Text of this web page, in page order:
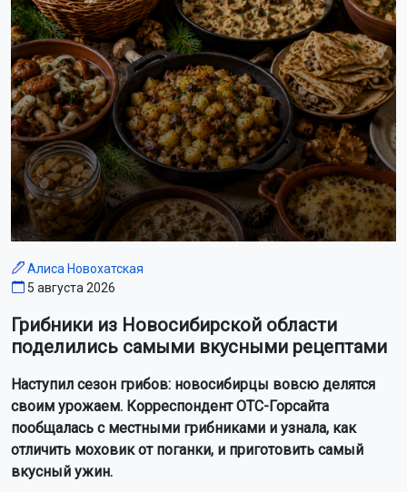
Алиса Новохатская
5 августа 2026
Грибники из Новосибирской области
поделились самыми вкусными рецептами
Наступил сезон грибов: новосибирцы вовсю делятся
своим урожаем. Корреспондент ОТС-Горсайта
пообщалась с местными грибниками и узнала, как
отличить моховик от поганки, и приготовить самый
вкусный ужин.